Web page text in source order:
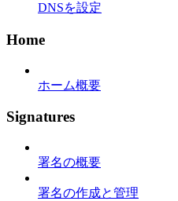
DNSを設定
Home
ホーム概要
Signatures
署名の概要
署名の作成と管理